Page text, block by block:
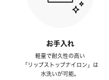
お手入れ
軽量で耐久性の高い
「リップストップナイロン」は
水洗いが可能。